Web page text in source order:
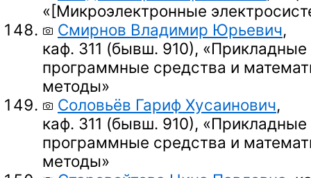
«[Микроэлектронные
Смирнов Владимир Юрьевич,
каф. 311 (бывш. 910), «Прикладные
программные средства и
методы»
Соловьёв Гариф Хусаинович,
каф. 311 (бывш. 910), «Прикладные
программные средства и
методы»